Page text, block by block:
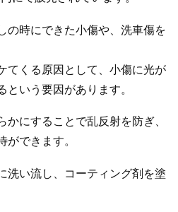
の時にできた小傷や、洗車傷を
てくる原因として、小傷に光が
いう要因があります。
かにすることで乱反射を防ぎ、
ができます。
洗い流し、コーティング剤を塗